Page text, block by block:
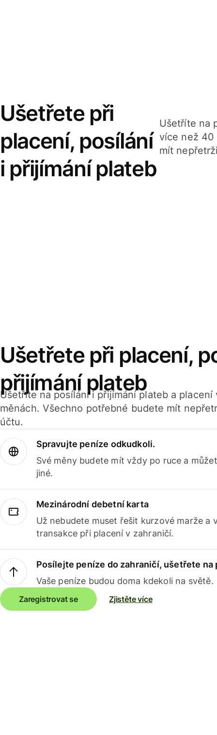
Ušetřete při
placení, posílání
i přijímání plateb
Ušetříte na
více než 40
mít
Ušetřete při placení,
přijímání plateb
Ušetříte na posílání i přijímání plateb a
měnách. Všechno potřebné budete mít
účtu.
Spravujte peníze odkudkoli.
Své měny budete mít vždy po ruce a
jiné.
Mezinárodní debetní karta
Už nebudete muset řešit kurzové marže a
transakce při placení v zahraničí.
Posílejte peníze do zahraničí, ušetřete na
Vaše peníze budou doma kdekoli na světě.
Zaregistrovat se Zjistěte více